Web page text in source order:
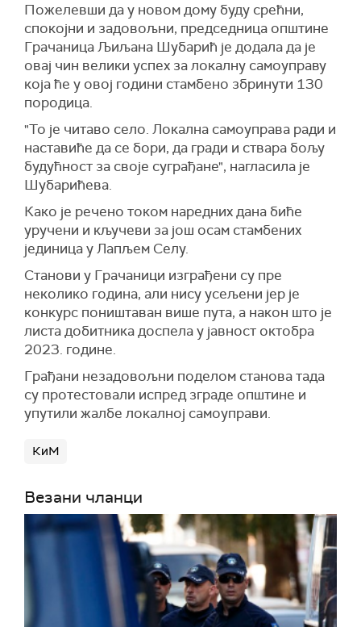
Пожелевши да у новом дому буду срећни,
спокојни и задовољни, председница општине
Грачаница Љиљана Шубарић је додала да је
овај чин велики успех за локалну самоуправу
која ће у овој години стамбено збринути 130
породица.
"То је читаво село. Локална самоуправа ради и
наставиће да се бори, да гради и ствара бољу
будућност за своје суграђане", нагласила је
Шубарићева.
Како је речено током наредних дана биће
уручени и кључеви за још осам стамбених
јединица у Лапљем Селу.
Станови у Грачаници изграђени су пре
неколико година, али нису усељени јер је
конкурс поништаван више пута, а након што је
листа добитника доспела у јавност октобра
2023. године.
Грађани незадовољни поделом станова тада
су протестовали испред зграде општине и
упутили жалбе локалној самоуправи.
КиМ
Везани чланци